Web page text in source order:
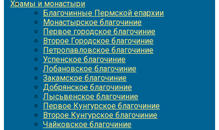
Храмы и монастыри
Благочинные Пермской епархии
Монастырское благочиние
Первое городское благочиние
Второе Городское благочиние
Петропавловское благочиние
Успенское благочиние
Лобановское благочиние
Закамское благочиние
Добрянское благочиние
Лысьвенское благочиние
Первое Кунгурское благочиние
Второе Кунгурское благочиние
Чайковское благочиние